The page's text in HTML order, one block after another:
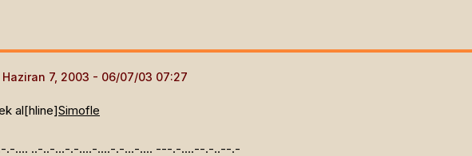
Haziran 7, 2003
al[hline]Simofle
.... ..-..-...-.-....-....-.-...-.... ---.-....--.-..--.-